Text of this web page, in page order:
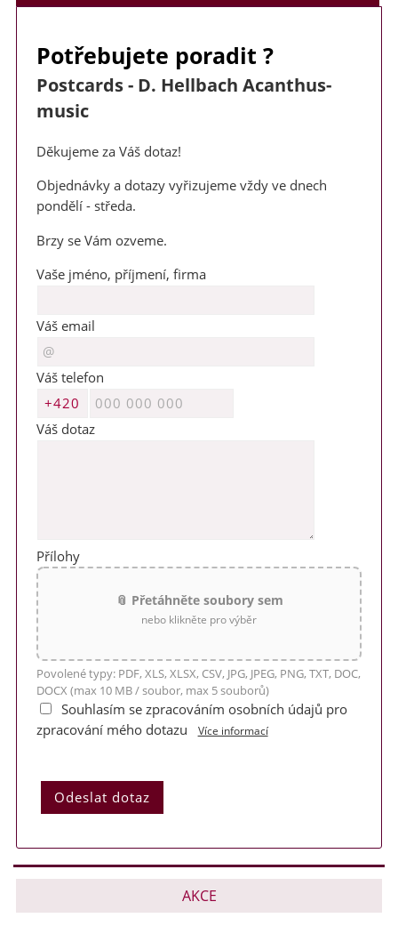
Potřebujete poradit ?
Postcards - D. Hellbach Acanthus-
music
Děkujeme za Váš dotaz!
Objednávky a dotazy vyřizujeme vždy ve dnech
pondělí - středa.
Brzy se Vám ozveme.
Vaše jméno, příjmení, firma
Váš email
Váš telefon
Váš dotaz
Přílohy
📎 Přetáhněte soubory sem
nebo klikněte pro výběr
Povolené typy: PDF, XLS, XLSX, CSV, JPG, JPEG, PNG, TXT, DOC,
DOCX (max 10 MB / soubor, max 5 souborů)
Souhlasím se zpracováním osobních údajů pro
zpracování mého dotazu
Více informací
AKCE